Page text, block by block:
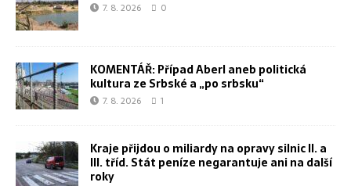
7. 8. 2026 0
KOMENTÁŘ: Případ Aberl aneb politická
kultura ze Srbské a „po srbsku“
7. 8. 2026 1
Kraje přijdou o miliardy na opravy silnic II. a
III. tříd. Stát peníze negarantuje ani na další
roky